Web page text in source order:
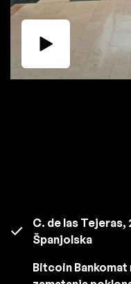
C. de las Tejeras,
Španjolska
Bitcoin Bankomat